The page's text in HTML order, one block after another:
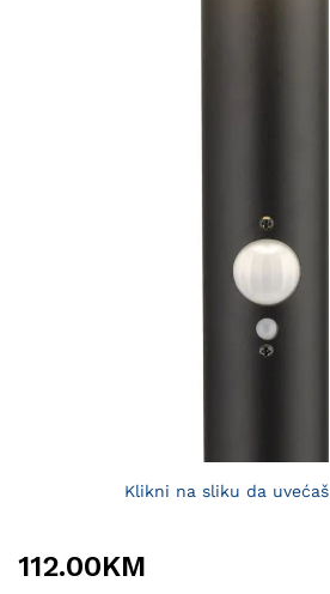
Klikni na sliku da uvećaš
112.00KM